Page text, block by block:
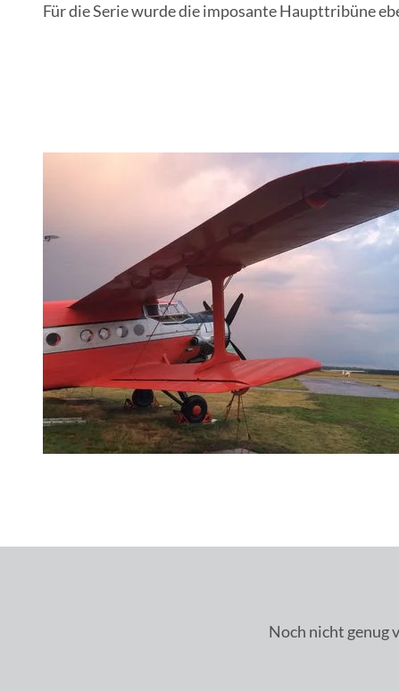
Für die Serie wurde die imposante Haupttribüne
Noch nicht genug